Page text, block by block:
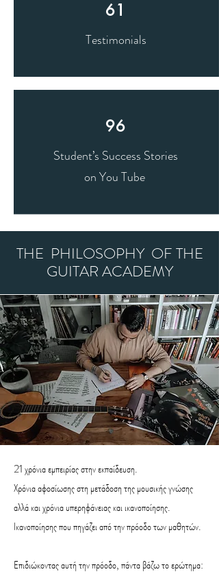
61
Testimonials
96
Student’s Success Stories
on You Tube
THE PHILOSOPHY OF THE
GUITAR ACADEMY
21 χρόνια εμπειρίας στην εκπαίδευση.
Χρόνια αφοσίωσης στη μετάδοση της μουσικής γνώσης
αλλά και χρόνια υπερηφάνειας και ικανοποίησης.
Ικανοποίησης που πηγάζει από την πρόοδο των μαθητών.
Επιδιώκοντας αυτή την πρόοδο, πάντα βάζω το ερώτημα: